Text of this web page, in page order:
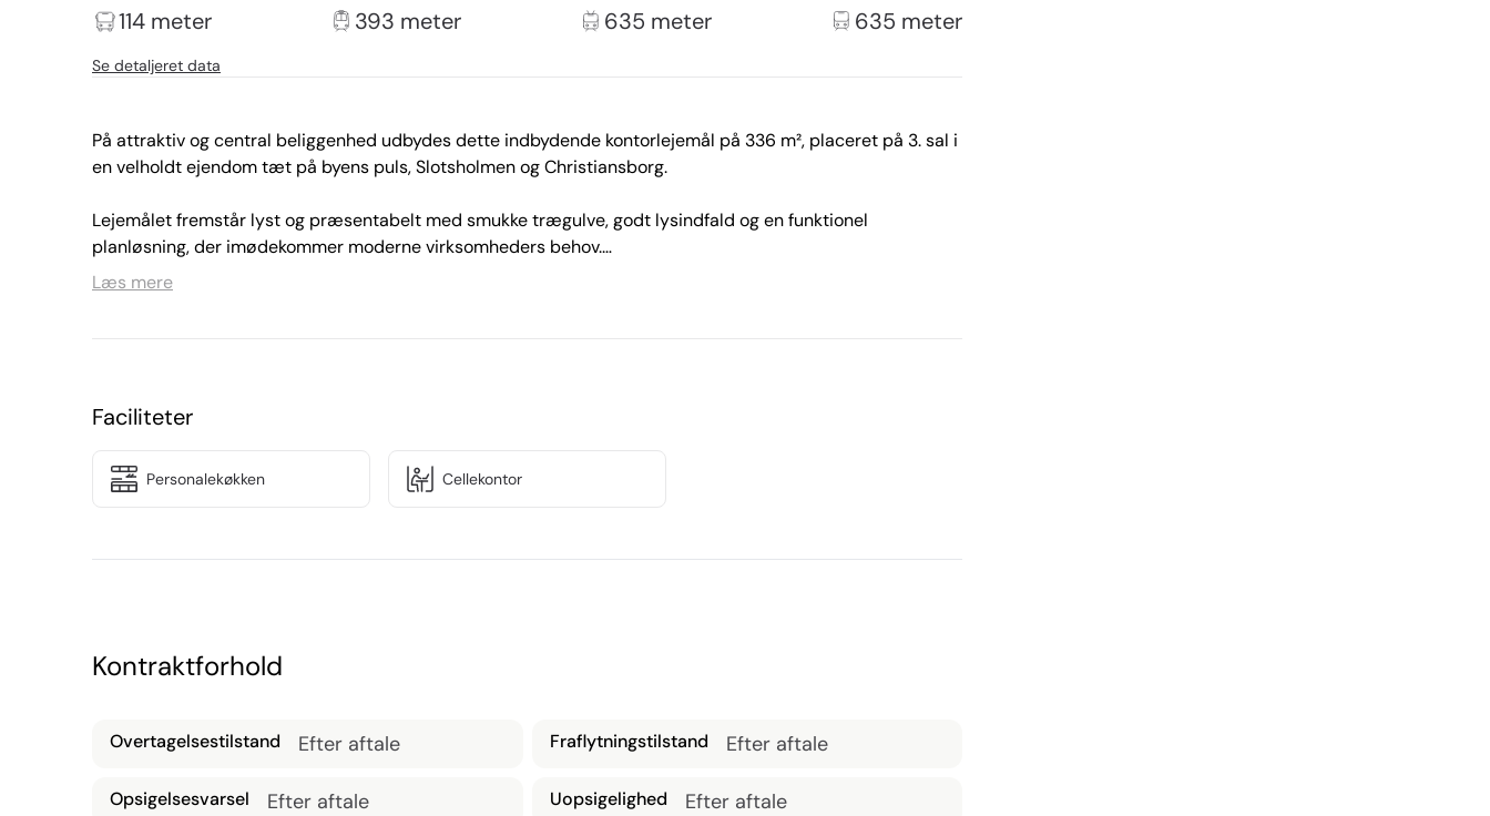
114 meter 393 meter 635 meter 635 meter
Se detaljeret data
På attraktiv og central beliggenhed udbydes dette indbydende kontorlejemål på 336 m², placeret på 3. sal i
en velholdt ejendom tæt på byens puls, Slotsholmen og Christiansborg.
Lejemålet fremstår lyst og præsentabelt med smukke trægulve, godt lysindfald og en funktionel
planløsning, der imødekommer moderne virksomheders behov.
Lejemålet henvender sig til rådgivningsvirksomheder, kreative erhverv eller organisationer, der ønsker en
central adresse kombineret med et effektivt og inspirerende arbejdsmiljø. Kombinationen af klassisk
Læs mere
Faciliteter
Personalekøkken Cellekontor
Kontraktforhold
Overtagelsestilstand Efter aftale Fraflytningstilstand Efter aftale
Opsigelsesvarsel Efter aftale Uopsigelighed Efter aftale